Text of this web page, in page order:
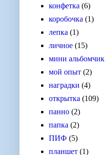
конфетка (6)
коробочка (1)
лепка (1)
личное (15)
мини альбомчик
мой опыт (2)
наградки (4)
открытка (109)
панно (2)
папка (2)
ПИФ (5)
планшет (1)